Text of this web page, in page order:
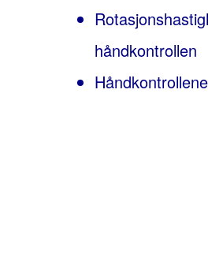
håndkontrollen